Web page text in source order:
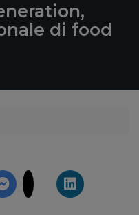
di food